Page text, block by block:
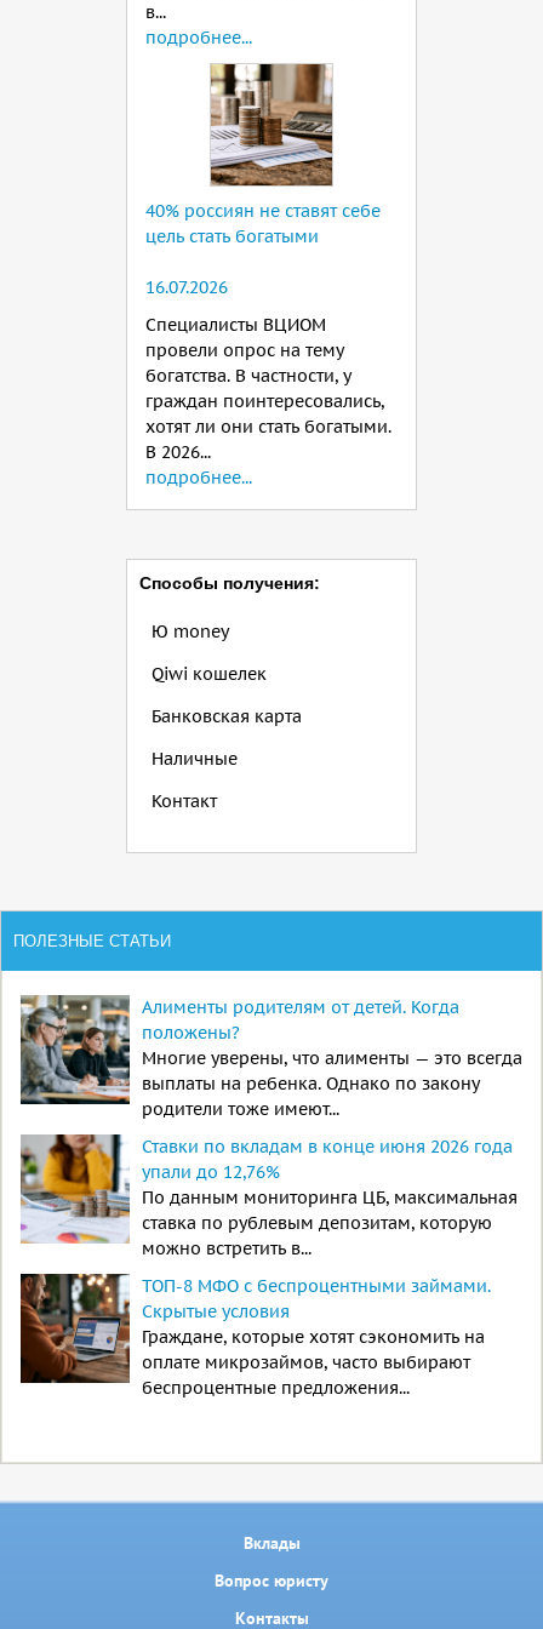
в...
подробнее...
40% россиян не ставят себе
цель стать богатыми
16.07.2026
Специалисты ВЦИОМ
провели опрос на тему
богатства. В частности, у
граждан поинтересовались,
хотят ли они стать богатыми.
В 2026...
подробнее...
Способы получения:
Ю money
Qiwi кошелек
Банковская карта
Наличные
Контакт
ПОЛЕЗНЫЕ СТАТЬИ
Алименты родителям от детей. Когда
положены?
Многие уверены, что алименты — это всегда
выплаты на ребенка. Однако по закону
родители тоже имеют...
Ставки по вкладам в конце июня 2026 года
упали до 12,76%
По данным мониторинга ЦБ, максимальная
ставка по рублевым депозитам, которую
можно встретить в...
ТОП-8 МФО с беспроцентными займами.
Скрытые условия
Граждане, которые хотят сэкономить на
оплате микрозаймов, часто выбирают
беспроцентные предложения...
Вклады
Вопрос юристу
Контакты